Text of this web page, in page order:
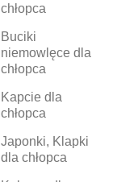
chłopca
Buciki
niemowlęce dla
chłopca
Kapcie dla
chłopca
Japonki, Klapki
dla chłopca